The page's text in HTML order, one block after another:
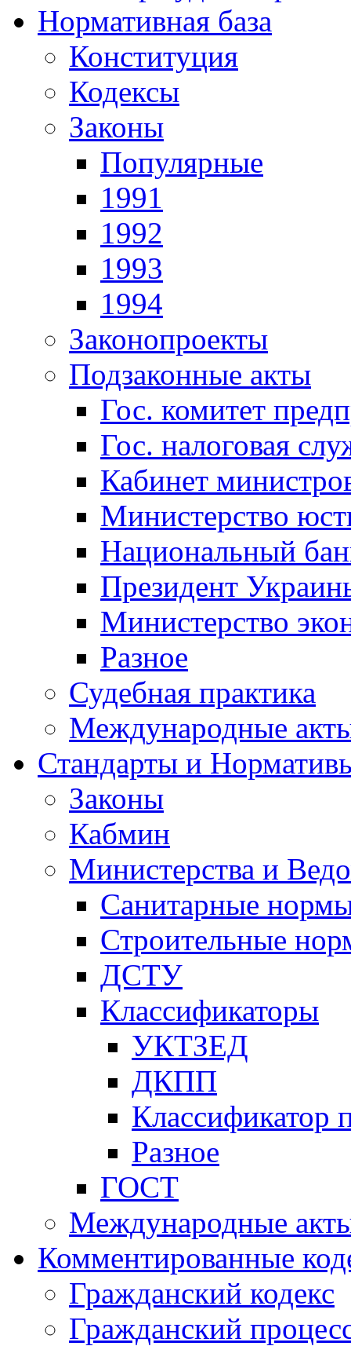
Нормативная база
Конституция
Кодексы
Законы
Популярные
1991
1992
1993
1994
Законопроекты
Подзаконные акты
Гос. комитет
Гос. налоговая
Кабинет
Министерство
Национальный
Президент
Министерство
Разное
Судебная практика
Международные
Стандарты и
Законы
Кабмин
Министерства и
Санитарные
Строительные
ДСТУ
Классификаторы
УКТЗЕД
ДКПП
Классификатор
Разное
ГОСТ
Международные
Комментированные
Гражданский кодекс
Гражданский